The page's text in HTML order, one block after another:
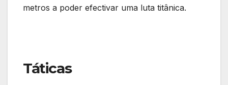
metros a poder efectivar uma luta titânica.
Táticas